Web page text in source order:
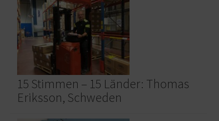
15 Stimmen – 15 Länder: Thomas
Eriksson, Schweden